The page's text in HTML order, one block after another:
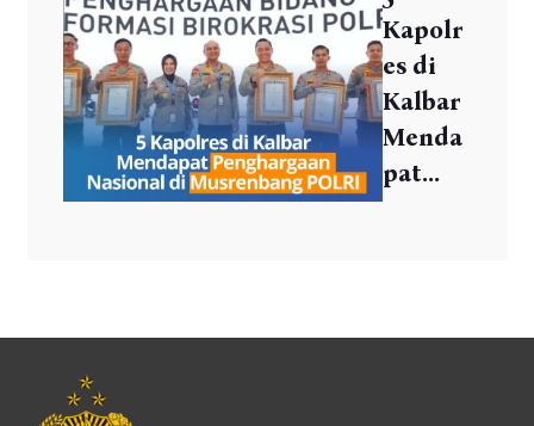
Kapolr
es di
Kalbar
Menda
pat...